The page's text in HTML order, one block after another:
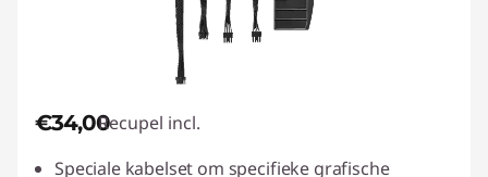
€34,00Recupel incl.
Speciale kabelset om specifieke grafische